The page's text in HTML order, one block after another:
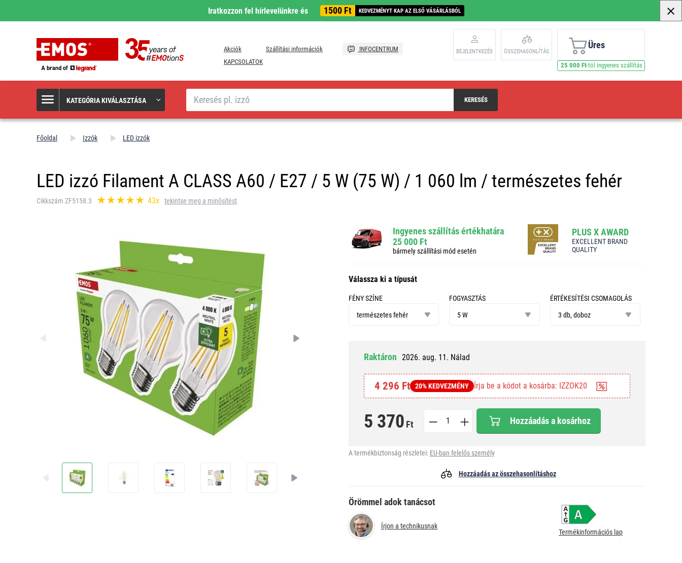
Iratkozzon fel hírlevelünkre és 1500 Ft KEDVEZMÉNYT KAP AZ ELSŐ VÁSÁRLÁSBÓL
Akciók Szállítási információk
INFOCENTRUM
KAPCSOLATOK
BEJELENTKEZÉS ÖSSZEHASONLÍTÁS
Üres
25 000 Ft-tól ingyenes szállítás
KATEGÓRIA KIVÁLASZTÁSA
Keresés
KERESÉS
Főoldal Izzók LED izzók
LED izzó Filament A CLASS A60 / E27 / 5 W (75 W) / 1 060 lm / természetes fehér
Cikkszám ZF5158.3 43x tekintse meg a minősítést
Ingyenes szállítás értékhatára
25 000 Ft
bármely szállítási mód esetén
PLUS X AWARD
EXCELLENT BRAND
QUALITY
Válassza ki a típusát
FÉNY SZÍNE
színetermészetes fehér
FOGYASZTÁS
5 W
ÉRTÉKESÍTÉSI CSOMAGOLÁS
csomagolás
3 db, doboz
Raktáron 2026. aug. 11. Nálad
4 296 Ft 20% KEDVEZMÉNY Írja be a kódot a kosárba: IZZOK20
5 370 Ft Hozzáadás a kosárhoz
A termékbiztonság részletei: EU-ban felelős személy
Hozzáadás az összehasonlításhoz
Örömmel adok tanácsot
Írjon a technikusnak
Termékinformációs lap